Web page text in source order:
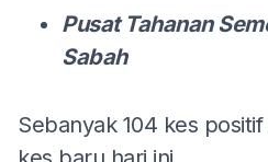
Pusat Tahanan
Sabah
Sebanyak 104 kes